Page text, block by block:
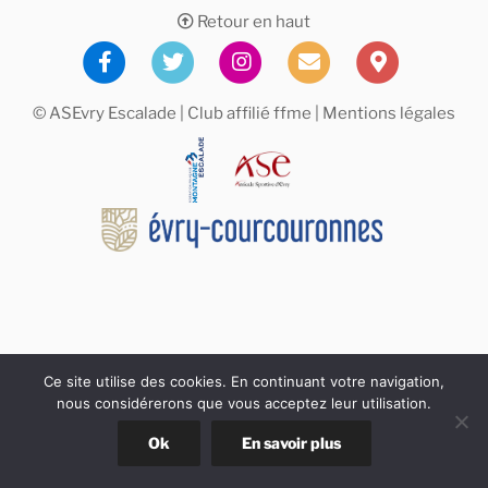
Retour en haut
© ASEvry Escalade | Club affilié ffme Mentions légales
Ce site utilise des cookies. En continuant votre navigation,
nous considérerons que vous acceptez leur utilisation.
Ok En savoir plus